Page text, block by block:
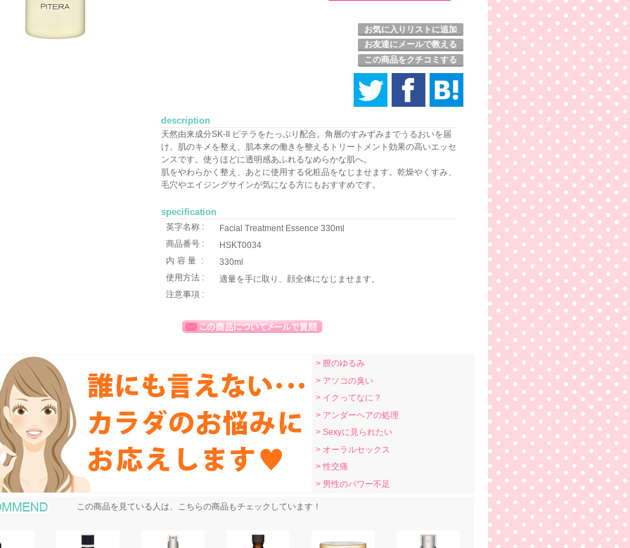
お気に入りリストに追加
お友達にメールで教える
この商品をクチコミする
description
天然由来成分SK-II ピテラをたっぷり配合。角層のすみずみまでうるおいを届
け、肌のキメを整え、肌本来の働きを整えるトリートメント効果の高いエッセ
ンスです。使うほどに透明感あふれるなめらかな肌へ。
肌をやわらかく整え、あとに使用する化粧品をなじませます。乾燥やくすみ、
毛穴やエイジングサインが気になる方にもおすすめです。
specification
英字名称 :
Facial Treatment Essence 330ml
商品番号 :
HSKT0034
内容量 :
330ml
使用方法 :
適量を手に取り、顔全体になじませます。
注意事項 :
> 膣のゆるみ
> アソコの臭い
> イクってなに？
> アンダーヘアの処理
> Sexyに見られたい
> オーラルセックス
> 性交痛
> 男性のパワー不足
おすすめ商品
この商品を見ている人は、こちらの商品もチェックしています！